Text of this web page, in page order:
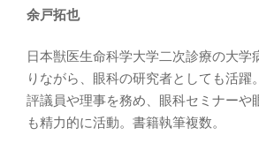
余戸拓也
日本獣医生命科学大学二次診療の大学
りながら、眼科の研究者としても活躍
評議員や理事を務め、眼科セミナーや
も精力的に活動。書籍執筆複数。